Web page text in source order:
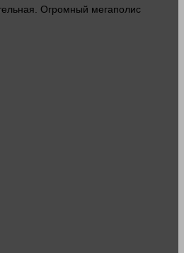
Огромный мегаполис